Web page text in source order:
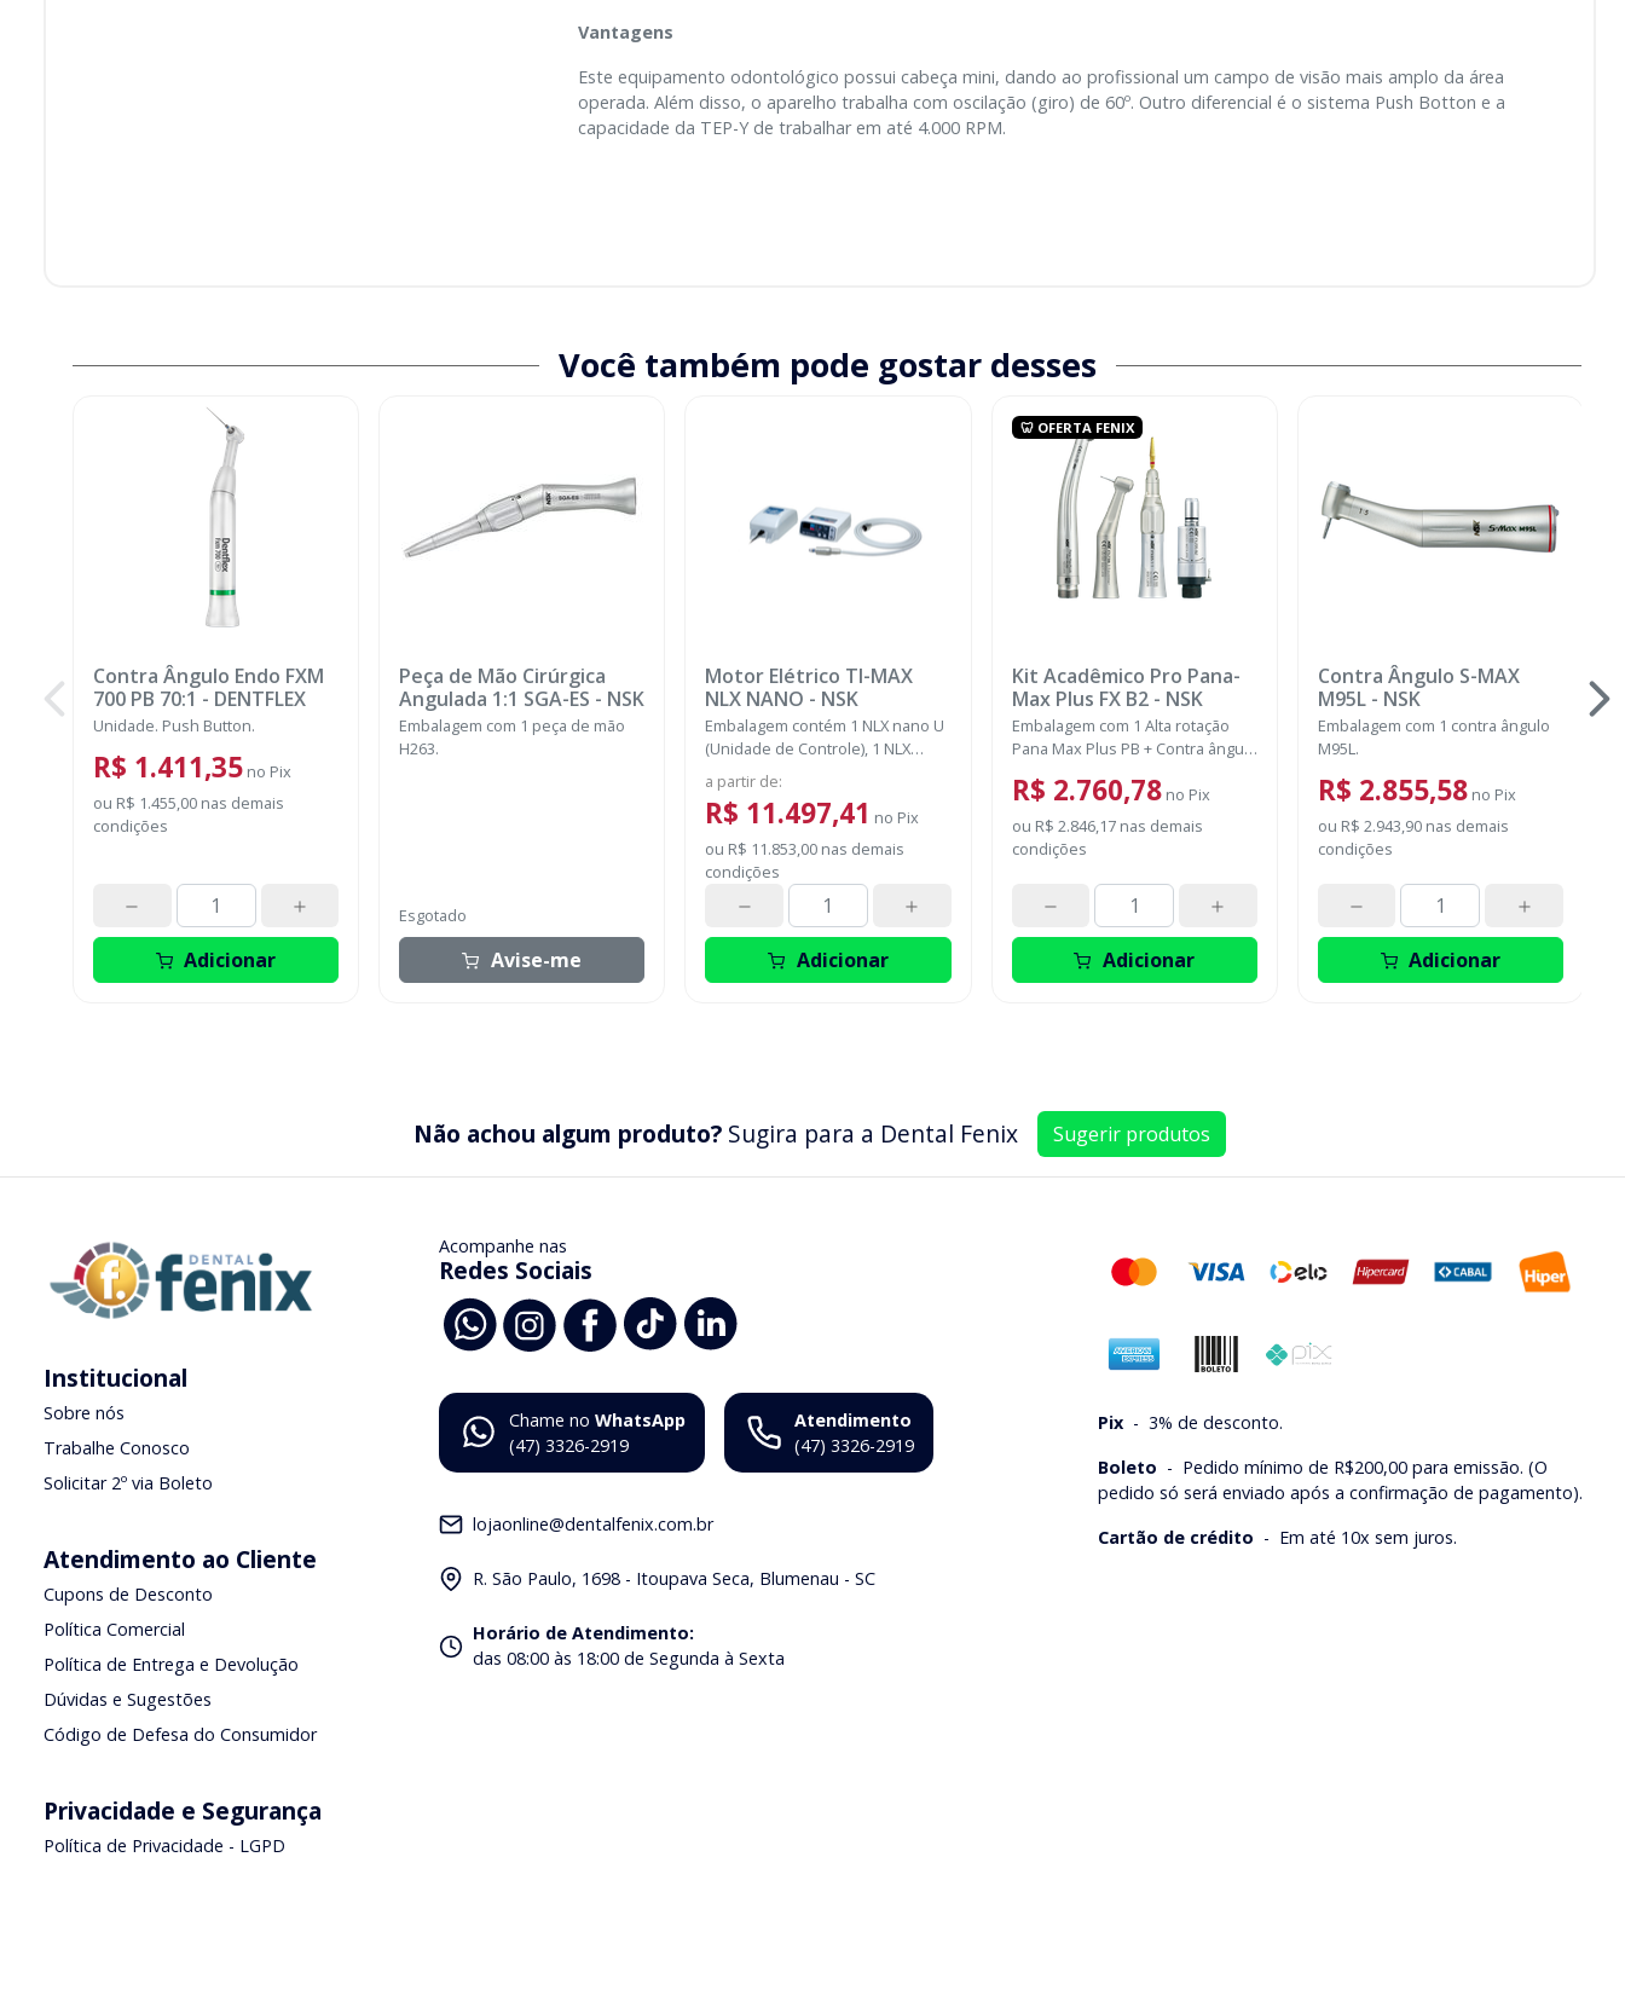
Vantagens
Este equipamento odontológico possui cabeça mini, dando ao profissional um campo de visão mais amplo da área
operada. Além disso, o aparelho trabalha com oscilação (giro) de 60º. Outro diferencial é o sistema Push Botton e a
capacidade da TEP-Y de trabalhar em até 4.000 RPM.
Você também pode gostar desses
Contra Ângulo Endo FXM
700 PB 70:1 - DENTFLEX
Unidade. Push Button.
R$ 1.411,35 no Pix
ou R$ 1.455,00 nas demais
condições
Adicionar
Peça de Mão Cirúrgica
Angulada 1:1 SGA-ES - NSK
Embalagem com 1 peça de mão
H263.
Esgotado
Avise-me
Motor Elétrico TI-MAX
NLX NANO - NSK
Embalagem contém 1 NLX nano U
(Unidade de Controle), 1 NLX
nano (Micromotor), 1 NLX CD
(Cabo), 1 NLAC (Adaptador CA)
(120V ou 230V)
a partir de:
R$ 11.497,41 no Pix
ou R$ 11.853,00 nas demais
condições
Adicionar
🦷 OFERTA FENIX
Kit Acadêmico Pro Pana-
Max Plus FX B2- NSK
Embalagem com 1 Alta rotação
Pana Max Plus PB + Contra ângulo
motor FX205 e acompanha 1
Lubrificante Pana Spray
R$ 2.760,78 no Pix
ou R$ 2.846,17nas demais
condições
Adicionar
Contra Ângulo S-MAX
M95L- NSK
Embalagem com 1 contra ângulo
M95L.
R$ 2.855,58 no Pix
ou R$ 2.943,90nas demais
condições
Adicionar
Não achou algum produto? Sugira para a Dental Fenix Sugerir produtos
Institucional
Sobre nós
Trabalhe Conosco
Solicitar 2º via Boleto
Atendimento ao Cliente
Cupons de Desconto
Política Comercial
Política de Entrega e Devolução
Dúvidas e Sugestões
Código de Defesa do Consumidor
Privacidade e Segurança
Política de Privacidade - LGPD
Acompanhe nas
Redes Sociais
Chame no WhatsApp
(47) 3326-2919
Atendimento
(47) 3326-2919
lojaonline@dentalfenix.com.br
R. São Paulo, 1698 - Itoupava Seca, Blumenau - SC
Horário de Atendimento:
das 08:00 às 18:00 de Segunda à Sexta
Pix - 3% de desconto.
Boleto - Pedido mínimo de R$200,00 para emissão. (O
pedido só será enviado após a confirmação de pagamento).
Cartão de crédito - Em até 10x sem juros.